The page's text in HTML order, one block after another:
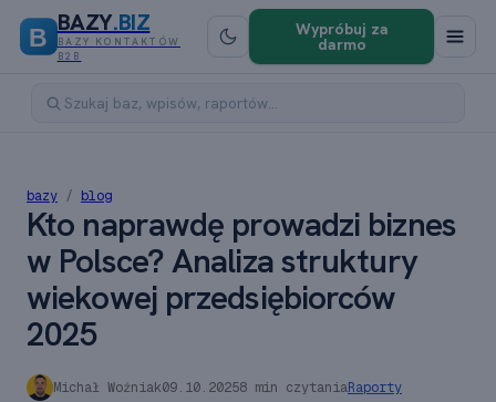
B
BAZY.BIZ
BAZY KONTAKTÓW
B2B
Wypróbuj za
darmo
bazy / blog
Kto naprawdę prowadzi biznes
w Polsce? Analiza struktury
wiekowej przedsiębiorców
2025
Michał Woźniak09.10.20258 min czytaniaRaporty